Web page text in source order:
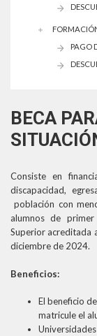
BECA
Consiste en
discapacidad,
población con
alumnos de
Superior acreditada
diciembre de 2024.
Beneficios:
El beneficio
matricule el
PAGO